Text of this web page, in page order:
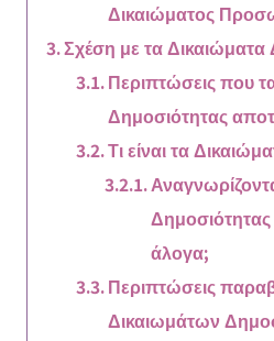
Δικαιώματος
Σχέση με τα Δικαιώματα
Περιπτώσεις που
Δημοσιότητας
Τι είναι τα
άλογα;
Περιπτώσεις
Δικαιωμάτων